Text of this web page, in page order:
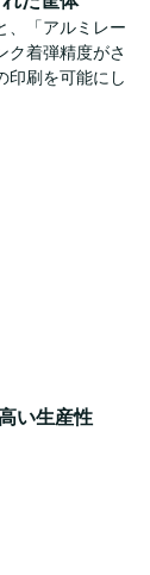
、「アルミレー
ク着弾精度がさ
印刷を可能にし
い生産性